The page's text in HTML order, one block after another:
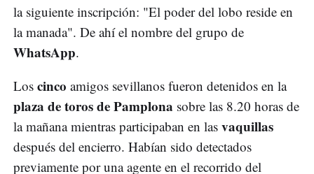
la siguiente inscripción: "El poder del lobo reside en
la manada". De ahí el nombre del grupo de
WhatsApp.
Los cinco amigos sevillanos fueron detenidos en la
plaza de toros de Pamplona sobre las 8.20 horas de
la mañana mientras participaban en las vaquillas
después del encierro. Habían sido detectados
previamente por una agente en el recorrido del